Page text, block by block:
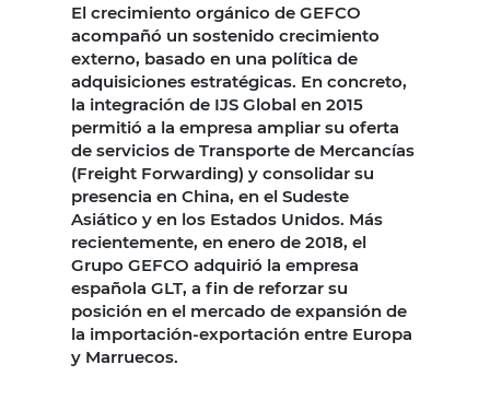
El crecimiento orgánico de GEFCO
acompañó un sostenido crecimiento
externo, basado en una política de
adquisiciones estratégicas. En concreto,
la integración de IJS Global en 2015
permitió a la empresa ampliar su oferta
de servicios de Transporte de Mercancías
(Freight Forwarding) y consolidar su
presencia en China, en el Sudeste
Asiático y en los Estados Unidos. Más
recientemente, en enero de 2018, el
Grupo GEFCO adquirió la empresa
española GLT, a fin de reforzar su
posición en el mercado de expansión de
la importación-exportación entre Europa
y Marruecos.